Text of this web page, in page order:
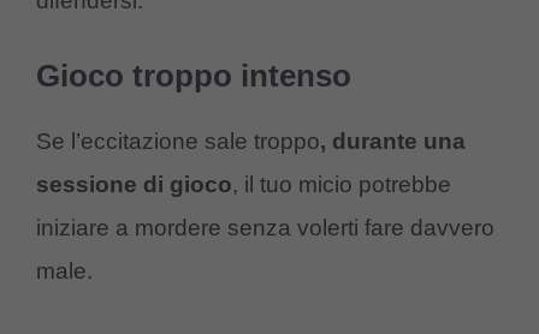
Gioco troppo intenso
Se l’eccitazione sale troppo, durante una
sessione di gioco, il tuo micio potrebbe
iniziare a mordere senza volerti fare davvero
male.